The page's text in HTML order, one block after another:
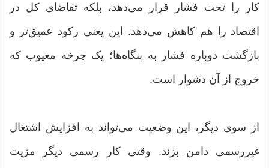
کار را تحت فشار قرار می‌دهد، بلکه تقاضای کل در
اقتصاد را هم کاهش می‌دهد. این یعنی رکود عمیق‌تر و
بازگشت دوباره فشار به بنگاه‌ها؛ یک چرخه معیوب که
خروج از آن دشوار است.
از سوی دیگر، این وضعیت می‌تواند به افزایش اشتغال
غیررسمی دامن بزند. وقتی کار رسمی دیگر مزیت